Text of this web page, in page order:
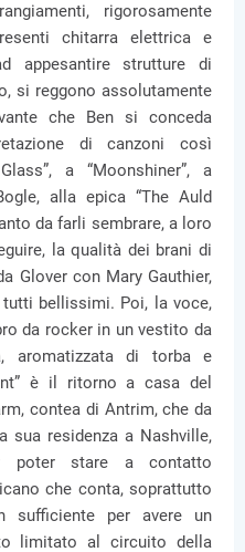
rigorosamente
chitarra elettrica e
appesantire strutture di
si reggono assolutamente
che Ben si conceda
di canzoni così
a “Moonshiner”, a
alla epica “The Auld
da farli sembrare, a loro
la qualità dei brani di
Glover con Mary Gauthier,
tutti bellissimi. Poi, la voce,
da rocker in un vestito da
aromatizzata di torba e
è il ritorno a casa del
contea di Antrim, che da
sua residenza a Nashville,
poter stare a contatto
che conta, soprattutto
sufficiente per avere un
limitato al circuito della